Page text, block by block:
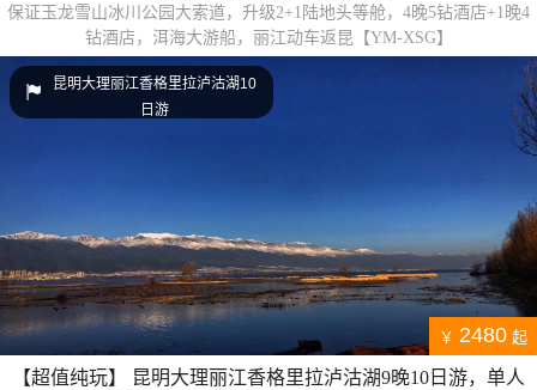
保证玉龙雪山冰川公园大索道，升级2+1陆地头等舱，4晚5钻酒店+1晚4
钻酒店，洱海大游船，丽江动车返昆【YM-XSG】
昆明大理丽江香格里拉泸沽湖10
日游
￥ 2480 起
【超值纯玩】 昆明大理丽江香格里拉泸沽湖9晚10日游，单人